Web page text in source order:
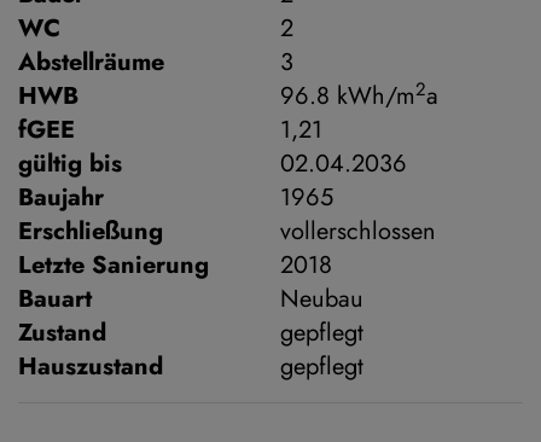
WC
2
Abstellräume
3
HWB
96.8 kWh/m2a
fGEE
1,21
gültig bis
02.04.2036
Baujahr
1965
Erschließung
vollerschlossen
Letzte Sanierung
2018
Bauart
Neubau
Zustand
gepflegt
Hauszustand
gepflegt